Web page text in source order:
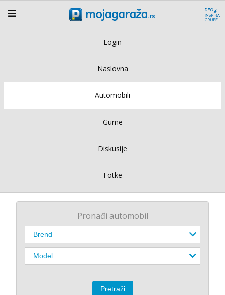
Login
Naslovna
Automobili
Gume
Diskusije
Fotke
Pronađi automobil